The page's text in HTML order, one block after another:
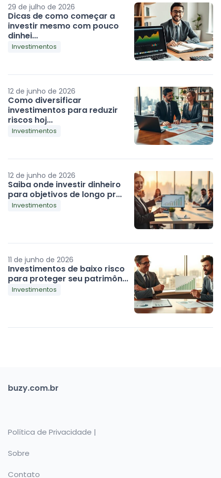
29 de julho de 2026
Dicas de como começar a
investir mesmo com pouco
dinhei...
Investimentos
12 de junho de 2026
Como diversificar
investimentos para reduzir
riscos hoj...
Investimentos
12 de junho de 2026
Saiba onde investir dinheiro
para objetivos de longo pr...
Investimentos
11 de junho de 2026
Investimentos de baixo risco
para proteger seu patrimôn...
Investimentos
buzy.com.br
Política de Privacidade |
Sobre
Contato